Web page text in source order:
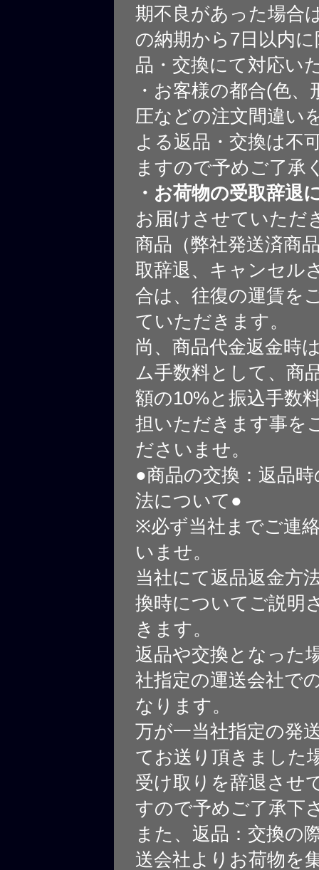
期不良があった場合
の納期から7日以内
品・交換にて対応い
・お客様の都合(色、
圧などの注文間違い
よる返品・交換は不
ますので予めご了承
・お荷物の受取辞退
お届けさせていただ
商品（弊社発送済商
取辞退、キャンセル
合は、往復の運賃を
ていただきます。
尚、商品代金返金時
ム手数料として、商
額の10%と振込手数
担いただきます事を
ださいませ。
●商品の交換：返品
法について●
※必ず当社までご連
いませ。
当社にて返品返金方
換時についてご説明
きます。
返品や交換となった
社指定の運送会社で
なります。
万が一当社指定の発
てお送り頂きました
受け取りを辞退させ
すので予めご了承下
また、返品：交換の
送会社よりお荷物を